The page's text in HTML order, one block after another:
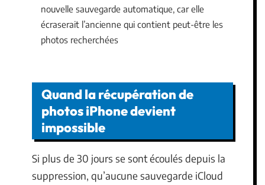
nouvelle sauvegarde automatique, car elle
écraserait l’ancienne qui contient peut-être les
photos recherchées
Quand la récupération de
photos iPhone devient
impossible
Si plus de 30 jours se sont écoulés depuis la
suppression, qu’aucune sauvegarde iCloud